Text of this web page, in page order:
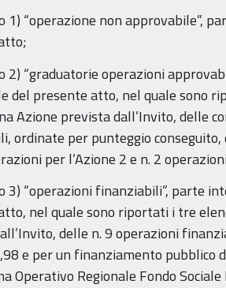
1) “operazione non approvabile”,
2) “graduatorie operazioni
del presente atto, nel quale sono
Azione prevista dall’Invito, delle
ordinate per punteggio conseguito,
per l’Azione 2 e n. 2
3) “operazioni finanziabili”, parte
nel quale sono riportati i tre
delle n. 9 operazioni
e per un finanziamento pubblico
Operativo Regionale Fondo